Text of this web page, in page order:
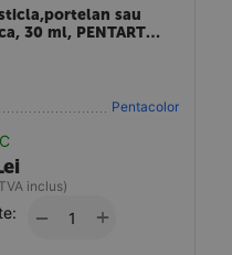
sau
30 ml, PENTART
Pentacolor
inclus)
+
−